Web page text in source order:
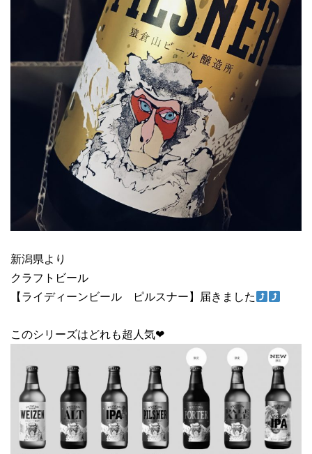
新潟県より
クラフトビール
【ライディーンビール ピルスナー】届きました
このシリーズはどれも超人気❤︎